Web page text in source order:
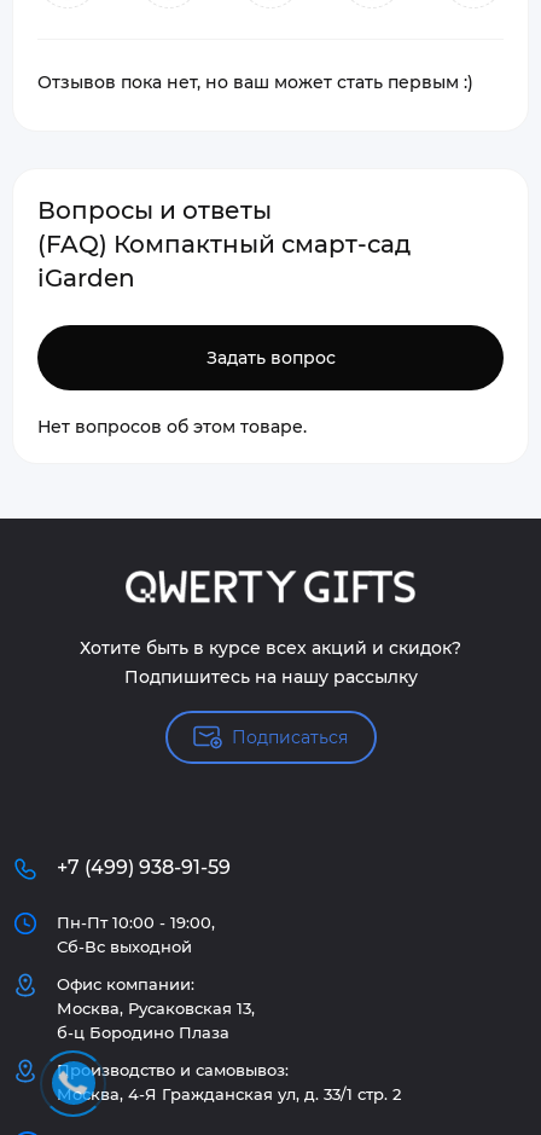
Отзывов пока нет, но ваш может стать первым :)
Вопросы и ответы
(FAQ) Компактный смарт-сад
iGarden
Задать вопрос
Нет вопросов об этом товаре.
Хотите быть в курсе всех акций и скидок?
Подпишитесь на нашу рассылку
Подписаться
+7 (499) 938-91-59
Пн-Пт 10:00 - 19:00,
Сб-Вс выходной
Офис компании:
Москва, Русаковская 13,
б-ц Бородино Плаза
Производство и самовывоз:
Москва, 4-Я Гражданская ул, д. 33/1 стр. 2